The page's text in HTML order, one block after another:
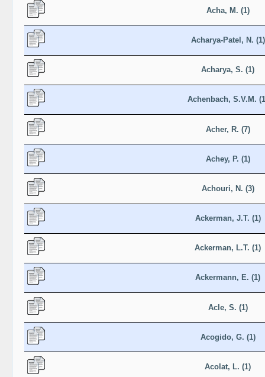
Acha, M. (1)
Acharya-Patel, N. (1)
Acharya, S. (1)
Achenbach, S.V.M.
Acher, R. (7)
Achey, P. (1)
Achouri, N. (3)
Ackerman, J.T. (1)
Ackerman, L.T. (1)
Ackermann, E. (1)
Acle, S. (1)
Acogido, G. (1)
Acolat, L. (1)